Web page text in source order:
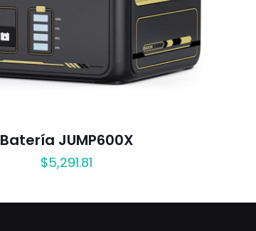
Batería JUMP600X
$5,291.81